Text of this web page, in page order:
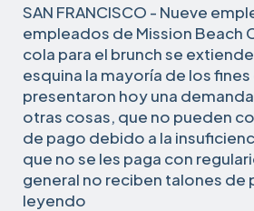
SAN FRANCISCO - Nueve
empleados de Mission Beach
cola para el brunch se
esquina la mayoría de los
presentaron hoy una
otras cosas, que no pueden
de pago debido a la
que no se les paga con
general no reciben talones de
leyendo